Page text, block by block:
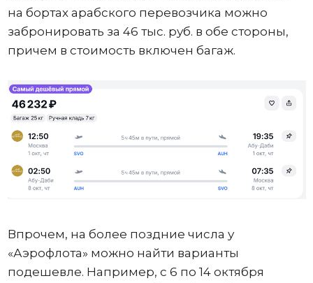
на бортах арабского перевозчика можно
забронировать за 46 тыс. руб. в обе стороны,
причем в стоимость включен багаж.
Впрочем, на более поздние числа у
«Аэрофлота» можно найти варианты
подешевле. Например, с 6 по 14 октября